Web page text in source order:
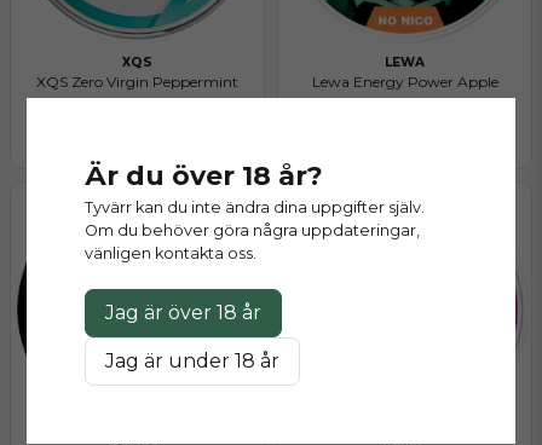
XQS
XQS Zero Virgin Peppermint
LEWA
Lewa Energy Power Apple
Spruce
Är du över 18 år?
Tyvärr kan du inte ändra dina uppgifter själv.
Om du behöver göra några uppdateringar,
vänligen kontakta oss.
Jag är över 18 år
Jag är under 18 år